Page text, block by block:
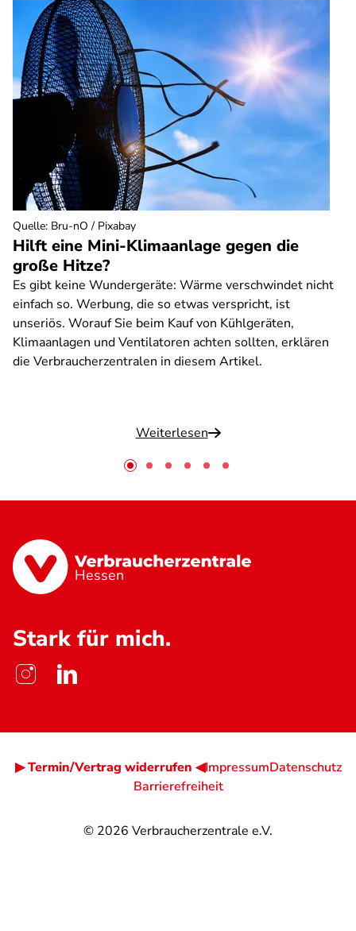
Hilft eine Mini-Klimaanlage gegen die
große Hitze?
Es gibt keine Wundergeräte: Wärme verschwindet nicht
einfach so. Werbung, die so etwas verspricht, ist
unseriös. Worauf Sie beim Kauf von Kühlgeräten,
Klimaanlagen und Ventilatoren achten sollten, erklären
die Verbraucherzentralen in diesem Artikel.
Weiterlesen
Quelle: Bru-nO / Pixabay
Hessen
Stark für mich.
© 2026 Verbraucherzentrale e.V.
▶ Termin/Vertrag widerrufen ◀ImpressumDatenschutz
Barrierefreiheit